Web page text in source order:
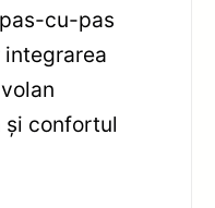
cu-pas
integrarea
și confortul